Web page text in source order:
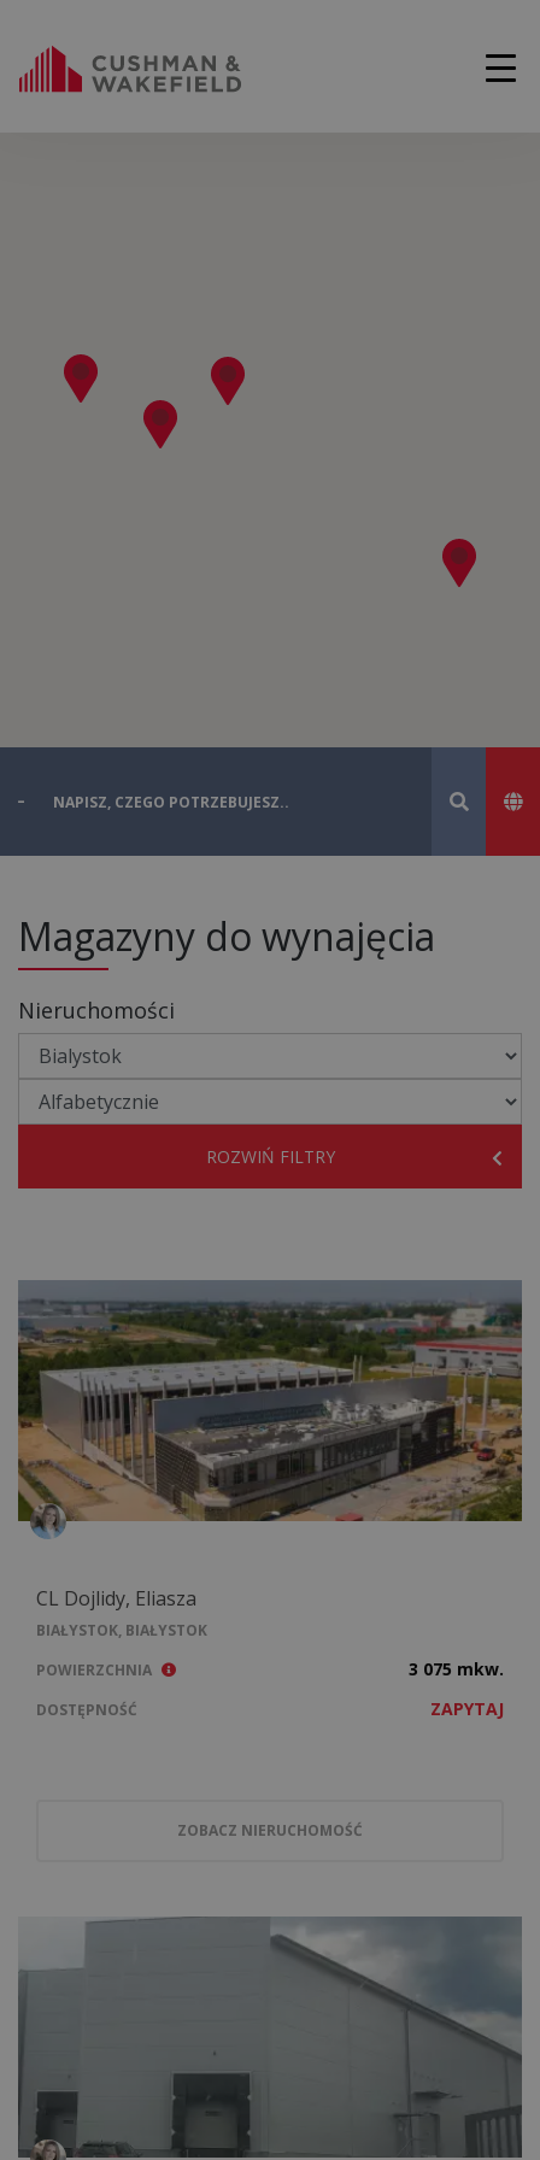
Magazyny do wynajęcia
Nieruchomości
ROZWIŃ FILTRY
CL Dojlidy, Eliasza
BIAŁYSTOK, BIAŁYSTOK
POWIERZCHNIA
3 075 mkw.
DOSTĘPNOŚĆ ZAPYTAJ
ZOBACZ NIERUCHOMOŚĆ